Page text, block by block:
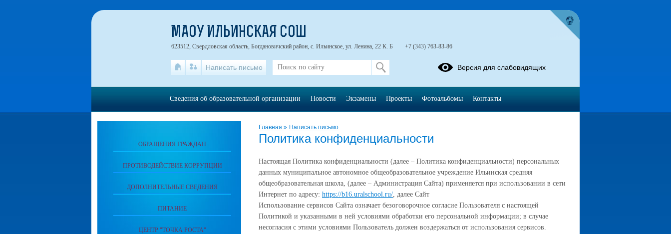
Главная » Написать письмо
Политика конфиденциальности
Настоящая Политика конфиденциальности (далее – Политика конфиденциальности) персональных
данных муниципальное автономное общеобразовательное учреждение Ильинская средняя
общеобразовательная школа, (далее – Администрация Сайта) применяется при использовании в сети
Интернет по адресу: https://b16.uralschool.ru/, далее Сайт
Использование сервисов Сайта означает безоговорочное согласие Пользователя с настоящей
Политикой и указанными в ней условиями обработки его персональной информации; в случае
несогласия с этими условиями Пользователь должен воздержаться от использования сервисов.
ОБРАЩЕНИЯ ГРАЖДАН
ПРОТИВОДЕЙСТВИЕ КОРРУПЦИИ
ДОПОЛНИТЕЛЬНЫЕ СВЕДЕНИЯ
ПИТАНИЕ
ЦЕНТР "ТОЧКА РОСТА"
МАОУ ИЛЬИНСКАЯ СОШ
623512, Свердловская область, Богдановичский район, с. Ильинское, ул. Ленина, 22 К. Б +7 (343) 763-83-86
Написать письмо Версия для слабовидящих
Сведения об образовательной организации Новости Экзамены Проекты Фотоальбомы Контакты